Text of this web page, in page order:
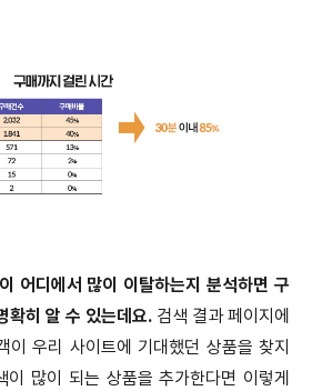
어디에서 많이 이탈하는지 분석하면 구
확히 알 수 있는데요. 검색 결과 페이지에
이 우리 사이트에 기대했던 상품을 찾지
이 많이 되는 상품을 추가한다면 이렇게